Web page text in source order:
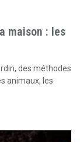
maison : les
des méthodes
animaux, les